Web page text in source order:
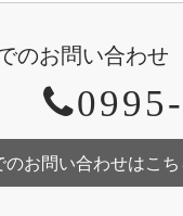
のお問い合わせ
のお問い合わせはこち